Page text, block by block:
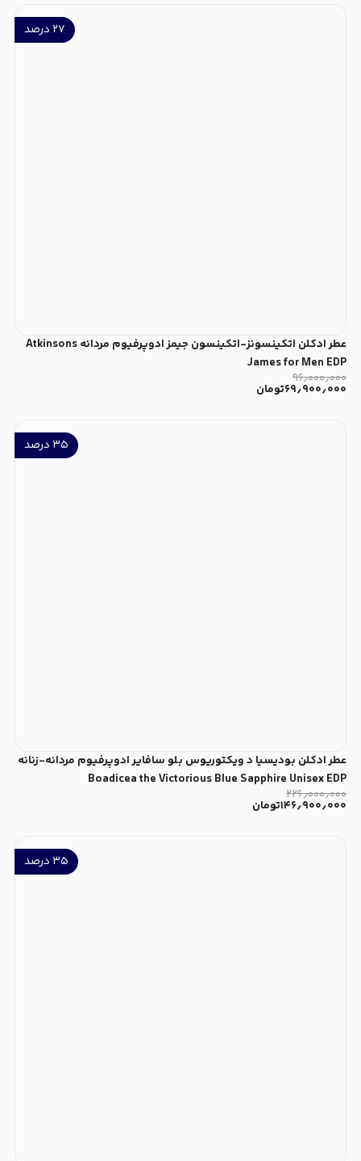
۲۷ درصد
عطر ادکلن اتکینسونز-اتکینسون جیمز ادوپرفیوم مردانه Atkinsons
James for Men EDP
۹۶٫۰۰۰٫۰۰۰
۶۹٫۹۰۰٫۰۰۰تومان
۳۵ درصد
عطر ادکلن بودیسیا د ویکتوریوس بلو سافایر ادوپرفیوم مردانه-زنانه
Boadicea the Victorious Blue Sapphire Unisex EDP
۲۲۶٫۰۰۰٫۰۰۰
۱۴۶٫۹۰۰٫۰۰۰تومان
۳۵ درصد